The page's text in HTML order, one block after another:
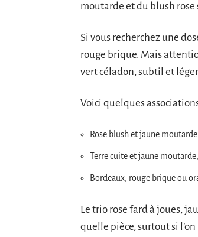
moutarde et du blush rose
Si vous recherchez une
rouge brique. Mais
vert céladon, subtil et
Voici quelques
Rose blush et jaune
Terre cuite et jaune
Bordeaux, rouge brique ou
Le trio rose fard à joues,
quelle pièce, surtout si